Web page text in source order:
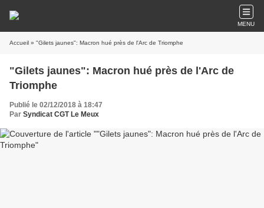
MENU
Accueil » "Gilets jaunes": Macron hué près de l'Arc de Triomphe
"Gilets jaunes": Macron hué près de l'Arc de
Triomphe
Publié le 02/12/2018 à 18:47
Par Syndicat CGT Le Meux